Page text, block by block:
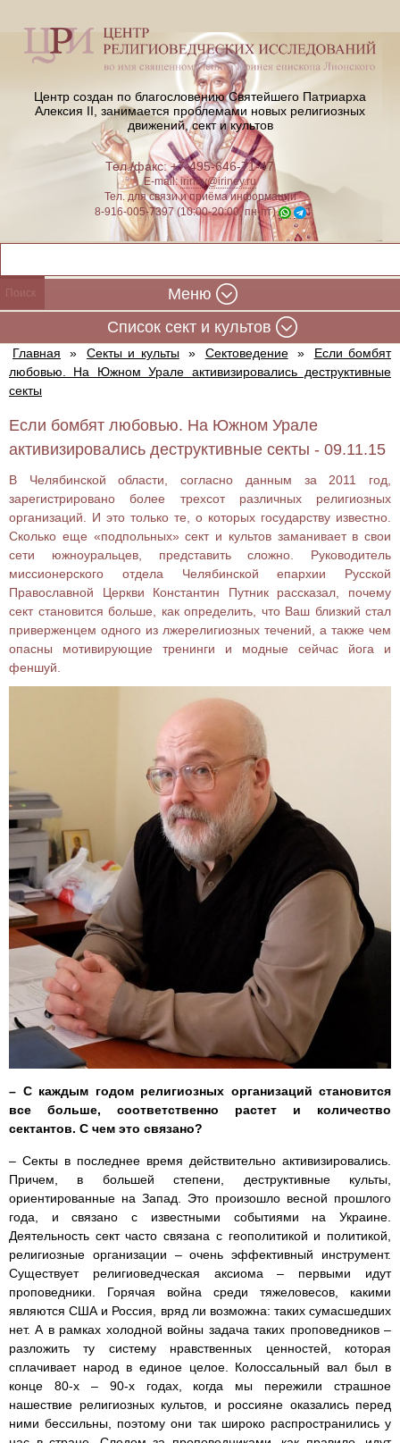
Центр создан по благословению Святейшего Патриарха
Алексия II, занимается проблемами новых религиозных
движений, сект и культов
Тел./факс: +7-495-646-71-47
E-mail:iriney@iriney.ru
Тел. для связи и приёма информации
8-916-005-7397 (10:00-20:00, пн-пт)
Меню
Cписок сект и культов
Главная » Секты и культы » Сектоведение »
Если бомбят
любовью. На Южном Урале активизировались деструктивные
секты
Если бомбят любовью. На Южном Урале
активизировались деструктивные секты - 09.11.15
В Челябинской области, согласно данным за 2011 год,
зарегистрировано более трехсот различных религиозных
организаций. И это только те, о которых государству известно.
Сколько еще «подпольных» сект и культов заманивает в свои
сети южноуральцев, представить сложно. Руководитель
миссионерского отдела Челябинской епархии Русской
Православной Церкви Константин Путник рассказал, почему
сект становится больше, как определить, что Ваш близкий стал
приверженцем одного из лжерелигиозных течений, а также чем
опасны мотивирующие тренинги и модные сейчас йога и
феншуй.
– С каждым годом религиозных организаций становится
все больше, соответственно растет и количество
сектантов. С чем это связано?
– Секты в последнее время действительно активизировались.
Причем, в большей степени, деструктивные культы,
ориентированные на Запад. Это произошло весной прошлого
года, и связано с известными событиями на Украине.
Деятельность сект часто связана с геополитикой и политикой,
религиозные организации – очень эффективный инструмент.
Существует религиоведческая аксиома – первыми идут
проповедники. Горячая война среди тяжеловесов, какими
являются США и Россия, вряд ли возможна: таких сумасшедших
нет. А в рамках холодной войны задача таких проповедников –
разложить ту систему нравственных ценностей, которая
сплачивает народ в единое целое. Колоссальный вал был в
конце 80-х – 90-х годах, когда мы пережили страшное
нашествие религиозных культов, и россияне оказались перед
ними бессильны, поэтому они так широко распространились у